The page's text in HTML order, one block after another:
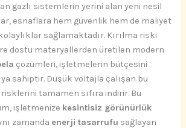
gazlı sistemlerin yerini alan yeni nesil
esnaflara hem güvenlik hem de maliyet
sağlamaktadır. Kırılma riski
dostu materyallerden üretilen modern
çözümleri, işletmelerin bütçesini
sahiptir. Düşük voltajla çalışan bu
tamamen sıfıra indirir. Bu
işletmenize kesintisiz görünürlük
zamanda enerji tasarrufu sağlayan